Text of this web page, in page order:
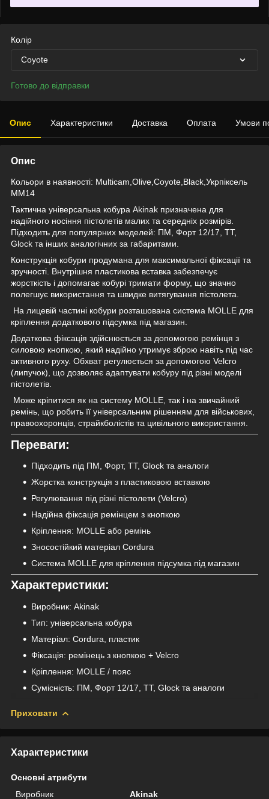
Колір
Coyote
Готово до відправки
Опис Характеристики Доставка Оплата Умови
Опис
Кольори в наявності: Multicam,Olive,Coyote,Black,Укрпіксель
ММ14
Тактична універсальна кобура Akinak призначена для
надійного носіння пістолетів малих та середніх розмірів.
Підходить для популярних моделей: ПМ, Форт 12/17, ТТ,
Glock та інших аналогічних за габаритами.
Конструкція кобури продумана для максимальної фіксації та
зручності. Внутрішня пластикова вставка забезпечує
жорсткість і допомагає кобурі тримати форму, що значно
полегшує використання та швидке витягування пістолета.
На лицевій частині кобури розташована система MOLLE для
кріплення додаткового підсумка під магазин.
Додаткова фіксація здійснюється за допомогою ремінця з
силовою кнопкою, який надійно утримує зброю навіть під час
активного руху. Обхват регулюється за допомогою Velcro
(липучок), що дозволяє адаптувати кобуру під різні моделі
пістолетів.
Може кріпитися як на систему MOLLE, так і на звичайний
ремінь, що робить її універсальним рішенням для військових,
правоохоронців, страйкболістів та цивільного використання.
Переваги:
Підходить під ПМ, Форт, ТТ, Glock та аналоги
Жорстка конструкція з пластиковою вставкою
Регулювання під різні пістолети (Velcro)
Надійна фіксація ремінцем з кнопкою
Кріплення: MOLLE або ремінь
Зносостійкий матеріал Cordura
Система MOLLE для кріплення підсумка під магазин
Характеристики:
Виробник: Akinak
Тип: універсальна кобура
Матеріал: Cordura, пластик
Фіксація: ремінець з кнопкою + Velcro
Кріплення: MOLLE / пояс
Сумісність: ПМ, Форт 12/17, ТТ, Glock та аналоги
Приховати
Характеристики
Основні атрибути
Виробник
Akinak